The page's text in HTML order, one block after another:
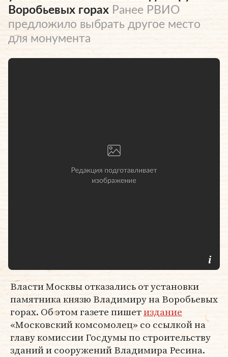
Воробьевых горах Ранее РВИО
предложило выбрать другое место
для монумента
Власти Москвы отказались от установки
памятника князю Владимиру на Воробьевых
горах. Об этом газете пишетиздание
«Московский комсомолец» со ссылкой на
главу комиссии Госдумы по строительству
зданий и сооружений Владимира Ресина.